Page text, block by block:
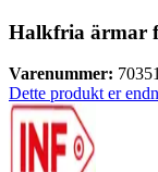
Halkfria ärmar
Varenummer:
Dette produkt er